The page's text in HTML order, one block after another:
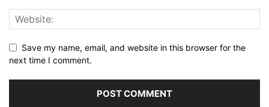
Save my name, email, and website in this browser for the
next time I comment.